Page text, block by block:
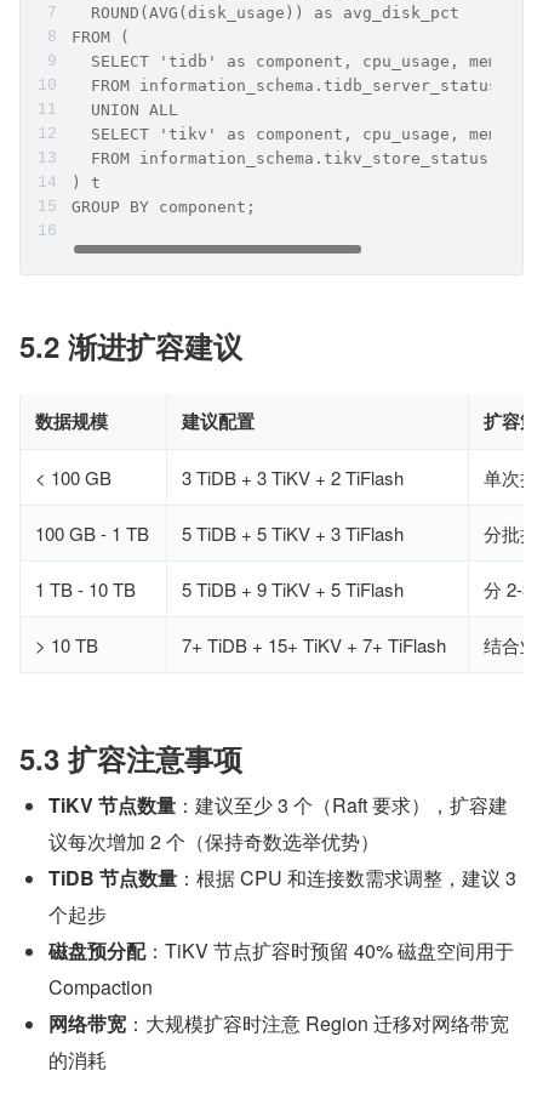
  ROUND(AVG(disk_usage)) as avg_disk_pct
FROM (
SELECT 'tidb' as component, cpu_usage,
  FROM information_schema.tidb_server_status
  UNION ALL
SELECT 'tikv' as component, cpu_usage,
  FROM information_schema.tikv_store_status
) t
GROUP BY component;
5.2 渐进扩容建议
数据规模 建议配置 扩容策
< 100 GB 3 TiDB + 3 TiKV + 2 TiFlash 单次扩
100 GB - 1 TB 5 TiDB + 5 TiKV + 3 TiFlash 分批扩
1 TB - 10 TB 5 TiDB + 9 TiKV + 5 TiFlash 分 2-3
> 10 TB 7+ TiDB + 15+ TiKV + 7+ TiFlash 结合
5.3 扩容注意事项
TiKV 节点数量 ：建议至少 3 个（Raft 要求），扩容建
议每次增加 2 个（保持奇数选举优势）
TiDB 节点数量 ：根据 CPU 和连接数需求调整，建议 3
个起步
磁盘预分配：TiKV 节点扩容时预留 40% 磁盘空间用于
Compaction
网络带宽 ：大规模扩容时注意 Region 迁移对网络带宽
的消耗